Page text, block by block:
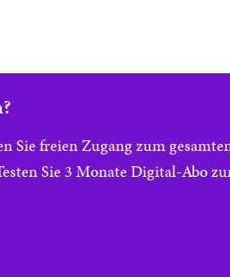
Sie freien Zugang zum
Sie 3 Monate Digital-Abo